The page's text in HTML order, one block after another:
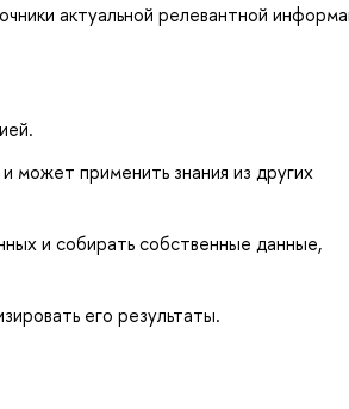
актуальной релевантной
может применить знания из других
и собирать собственные данные,
его результаты.